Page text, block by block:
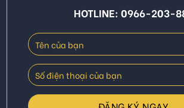
HOTLINE: 0966-203-